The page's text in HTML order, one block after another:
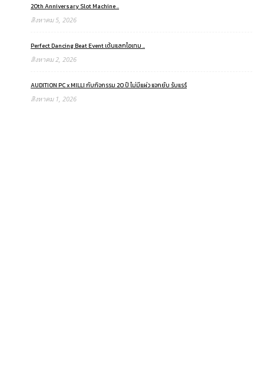
20th Anniversary Slot Machine ..
สิงหาคม 5, 2026
Perfect Dancing Beat Event เต้นแลกไอเทม ..
สิงหาคม 2, 2026
AUDITION PC x MILLI กับกิจกรรม 20 ปี ไม่มีแผ่ว แจกยับ รับแรร์
สิงหาคม 1, 2026